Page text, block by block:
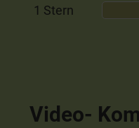
1 Stern
Video-